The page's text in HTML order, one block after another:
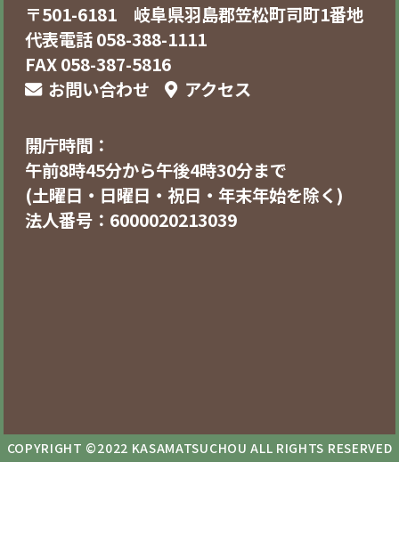
〒501-6181 岐阜県羽島郡笠松町司町1番地
代表電話 058-388-1111
FAX 058-387-5816
お問い合わせ
アクセス
開庁時間：
午前8時45分から午後4時30分まで
(土曜日・日曜日・祝日・年末年始を除く)
法人番号：6000020213039
COPYRIGHT ©2022 KASAMATSUCHOU ALL RIGHTS RESERVED